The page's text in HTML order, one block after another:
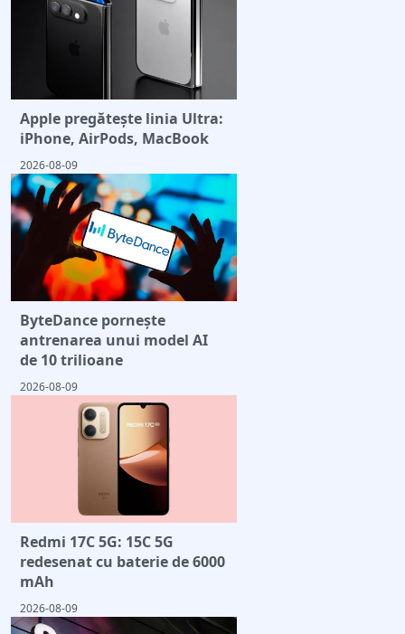
Apple pregătește linia Ultra:
iPhone, AirPods, MacBook
2026-08-09
ByteDance pornește
antrenarea unui model AI
de 10 trilioane
2026-08-09
Redmi 17C 5G: 15C 5G
redesenat cu baterie de 6000
mAh
2026-08-09